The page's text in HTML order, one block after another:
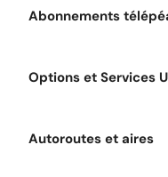
Abonnements
Options et Services
Autoroutes et aires